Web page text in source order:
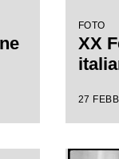
FOTO
XX
27